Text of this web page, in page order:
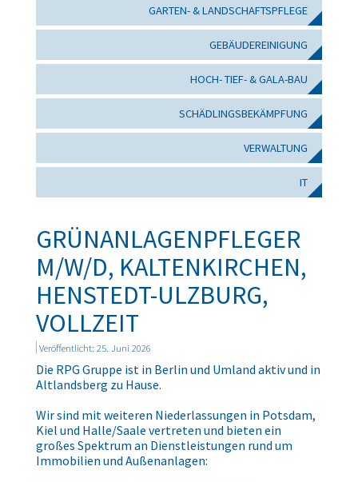
GARTEN- & LANDSCHAFTSPFLEGE
GEBÄUDEREINIGUNG
HOCH- TIEF- & GALA-BAU
SCHÄDLINGSBEKÄMPFUNG
VERWALTUNG
IT
GRÜNANLAGENPFLEGER
M/W/D, KALTENKIRCHEN,
HENSTEDT-ULZBURG,
VOLLZEIT
Veröffentlicht: 25. Juni 2026
Die RPG Gruppe ist in Berlin und Umland aktiv und in
Altlandsberg zu Hause.
Wir sind mit weiteren Niederlassungen in Potsdam,
Kiel und Halle/Saale vertreten und bieten ein
großes Spektrum an Dienstleistungen rund um
Immobilien und Außenanlagen: